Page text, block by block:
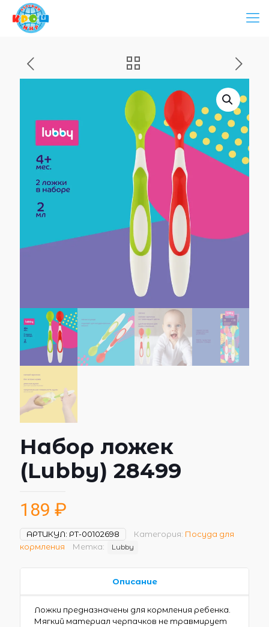
Набор ложек
(Lubby) 28499
189 ₽
АРТИКУЛ: РТ-00102698 Категория: Посуда для
кормления
Метка: Lubby
Описание
Ложки предназначены для кормления ребенка.
Мягкий материал черпачков не травмирует